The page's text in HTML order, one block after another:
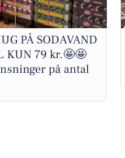
PÅ SODAVAND
KUN 79 kr.🤩🤩
på antal